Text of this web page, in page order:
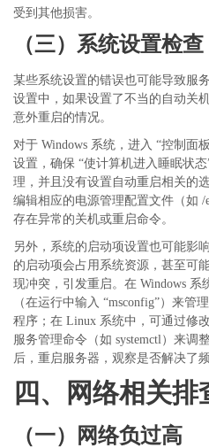
受到其他损害。
（三）系统设置检查
某些系统设置的错误也可能导致服
设置中，如果设置了不当的自动关
意外重启的情况。
对于 Windows 系统，进入 “控制面
设置，确保 “使计算机进入睡眠状
理，并且没有设置自动重启相关的
编辑相应的电源管理配置文件（如 /
存在异常的关机或重启命令。
另外，系统的启动项设置也可能影
的启动项会占用系统资源，甚至可
现冲突，引发重启。在 Windows 系
（在运行中输入 “msconfig”）来管
程序；在 Linux 系统中，可通过修
服务管理命令（如 systemctl）来调
后，重启服务器，观察是否解决了
四、网络相关排
（一）网络负过高